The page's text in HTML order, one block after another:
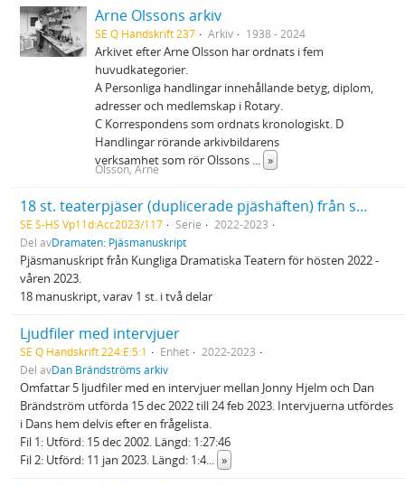
Arne Olssons arkiv
SE Q Handskrift 237 Arkiv 1938 - 2024
Arkivet efter Arne Olsson har ordnats i fem
huvudkategorier.
A Personliga handlingar innehållande betyg, diplom,
adresser och medlemskap i Rotary.
C Korrespondens som ordnats kronologiskt. D
Handlingar rörande arkivbildarens
verksamhet som rör Olssons ... »
Olsson, Arne
18 st. teaterpjäser (duplicerade pjäshäften) från spelåret 2022/2023
SE S-HS Vp11d:Acc2023/117 Serie
2022-2023
Del avDramaten: Pjäsmanuskript
Pjäsmanuskript från Kungliga Dramatiska Teatern för hösten 2022 -
våren 2023.
18 manuskript, varav 1 st. i två delar
Ljudfiler med intervjuer
SE Q Handskrift 224:E:5:1 Enhet
2022-2023
Del avDan Brändströms arkiv
Omfattar 5 ljudfiler med en intervjuer mellan Jonny Hjelm och Dan
Brändström utförda 15 dec 2022 till 24 feb 2023. Intervjuerna utfördes
i Dans hem delvis efter en frågelista.
Fil 1: Utförd: 15 dec 2002. Längd: 1:27:46
Fil 2: Utförd: 11 jan 2023. Längd: 1:4... »